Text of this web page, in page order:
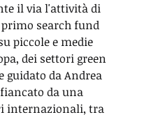
il via l'attività di
search fund
piccole e medie
dei settori green
guidato da Andrea
da una
internazionali, tra